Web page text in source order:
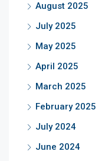
August 2025
July 2025
May 2025
April 2025
March 2025
February 2025
July 2024
June 2024